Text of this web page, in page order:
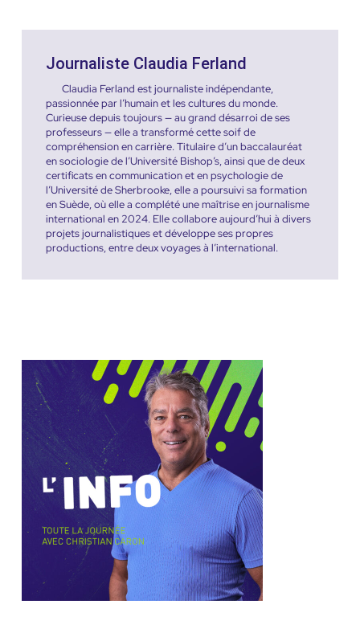
Journaliste Claudia Ferland
Claudia Ferland est journaliste indépendante,
passionnée par l’humain et les cultures du monde.
Curieuse depuis toujours — au grand désarroi de ses
professeurs — elle a transformé cette soif de
compréhension en carrière. Titulaire d’un baccalauréat
en sociologie de l’Université Bishop’s, ainsi que de deux
certificats en communication et en psychologie de
l’Université de Sherbrooke, elle a poursuivi sa formation
en Suède, où elle a complété une maîtrise en journalisme
international en 2024. Elle collabore aujourd’hui à divers
projets journalistiques et développe ses propres
productions, entre deux voyages à l’international.